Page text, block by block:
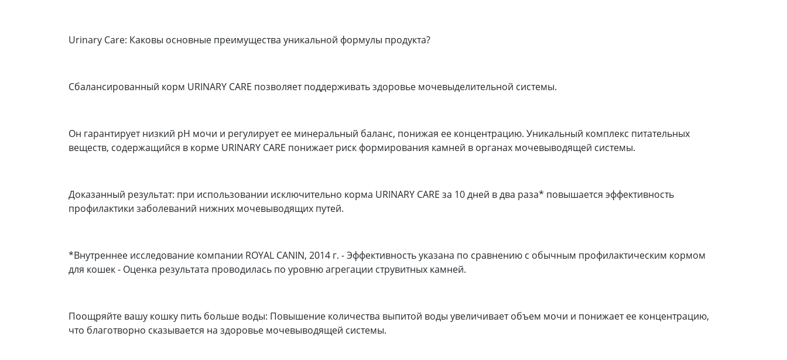
Urinary Care: Каковы основные преимущества уникальной формулы продукта?
Сбалансированный корм URINARY CARE позволяет поддерживать здоровье мочевыделительной системы.
Он гарантирует низкий pH мочи и регулирует ее минеральный баланс, понижая ее концентрацию. Уникальный комплекс питательных
веществ, содержащийся в корме URINARY CARE понижает риск формирования камней в органах мочевыводящей системы.
Доказанный результат: при использовании исключительно корма URINARY CARE за 10 дней в два раза* повышается эффективность
профилактики заболеваний нижних мочевыводящих путей.
*Внутреннее исследование компании ROYAL CANIN, 2014 г. - Эффективность указана по сравнению с обычным профилактическим кормом
для кошек - Оценка результата проводилась по уровню агрегации струвитных камней.
Поощряйте вашу кошку пить больше воды: Повышение количества выпитой воды увеличивает объем мочи и понижает ее концентрацию,
что благотворно сказывается на здоровье мочевыводящей системы.